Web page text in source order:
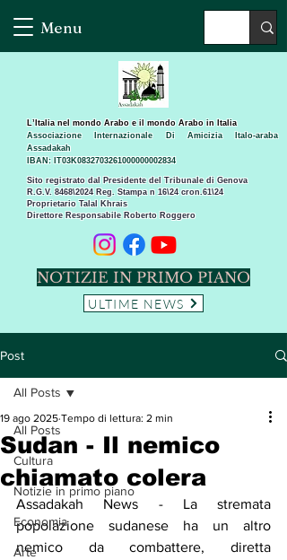
Menu
Sito registrato dal Presidente del Tribunale di Genova
R.G.V. 8468\2024 Reg. Stampa n 16\24 cron.61\24 ​
Proprietario Talal Khrais
Direttore Responsabile Roberto Roggero
L’Italia nel mondo Arabo e il mondo Arabo in Italia
Associazione Internazionale Di Amicizia Italo-araba
Assadakah
IBAN: IT03K0832703261000000002834
NOTIZIE IN PRIMO PIANO
ULTIME NEWS
Post
All Posts
Cultura
Notizie in primo piano
Economia
Arte
All Posts
Sudan - Il nemico
chiamato colera
19 ago 2025 Tempo di lettura: 2 min
Assadakah News - La stremata
popolazione sudanese ha un altro
nemico da combattere, diretta